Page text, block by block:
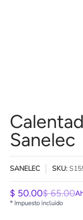
Sanelec
SANELEC SKU:
$ 50.00$ 65.00
* Impuesto incluido